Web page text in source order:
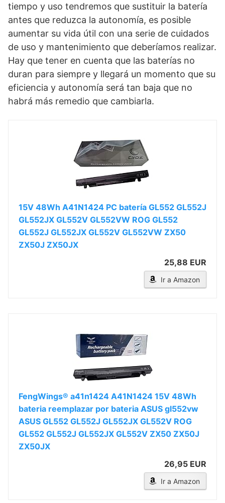
tiempo y uso tendremos que sustituir la batería
antes que reduzca la autonomía, es posible
aumentar su vida útil con una serie de cuidados
de uso y mantenimiento que deberíamos realizar.
Hay que tener en cuenta que las baterías no
duran para siempre y llegará un momento que su
eficiencia y autonomía será tan baja que no
habrá más remedio que cambiarla.
15V 48Wh A41N1424 PC batería GL552 GL552J
GL552JX GL552V GL552VW ROG GL552
GL552J GL552JX GL552V GL552VW ZX50
ZX50J ZX50JX
25,88 EUR
Ir a Amazon
FengWings® a41n1424 A41N1424 15V 48Wh
bateria reemplazar por bateria ASUS gl552vw
ASUS GL552 GL552J GL552JX GL552V ROG
GL552 GL552J GL552JX GL552V ZX50 ZX50J
ZX50JX
26,95 EUR
Ir a Amazon